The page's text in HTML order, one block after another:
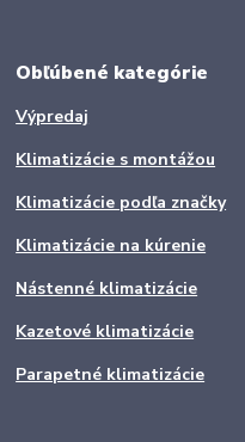
Obľúbené kategórie
Výpredaj
Klimatizácie s montážou
Klimatizácie podľa značky
Klimatizácie na kúrenie
Nástenné klimatizácie
Kazetové klimatizácie
Parapetné klimatizácie